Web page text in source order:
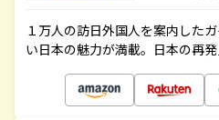
１万人の訪日外国人を案内した
い日本の魅力が満載。日本の再